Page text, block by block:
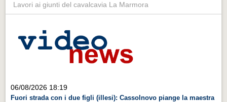
Artes et Artificia
Sport
Territorio
Lavori ai giunti del cavalcavia La Marmora
06/08/2026 18:19
Fuori strada con i due figli (illesi): Cassolnovo piange la maestra